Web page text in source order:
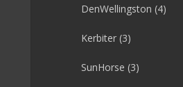
DenWellingston (4)
Kerbiter (3)
SunHorse (3)